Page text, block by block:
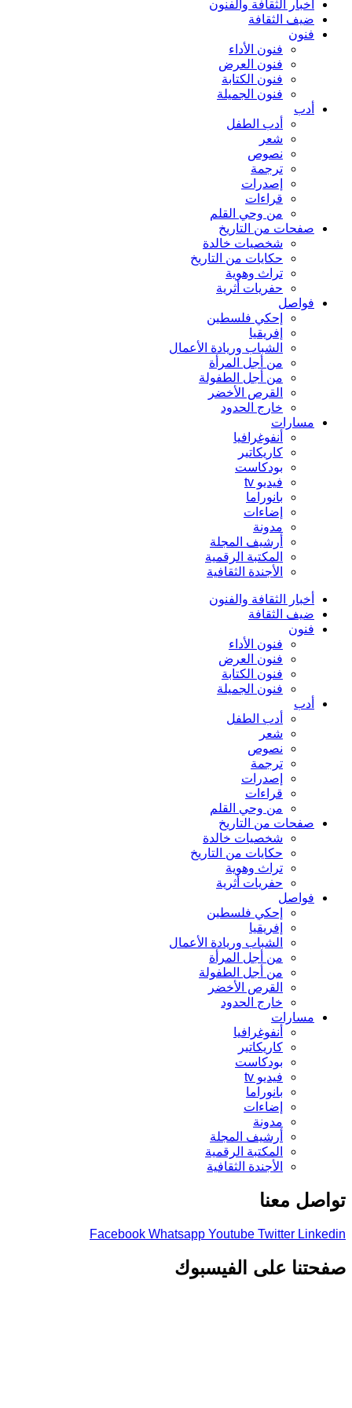
أخبار الثقافة والفنون
ضيف الثقافة
فنون
فنون الأداء
فنون العرض
فنون الكتابة
فنون الجميلة
أدب
أدب الطفل
شعر
نصوص
ترجمة
إصدرات
قراءات
من وحي القلم
صفحات من التاريخ
شخصيات خالدة
حكايات من التاريخ
تراث وهوية
حفريات أثرية
فواصل
إحكي فلسطين
إفريقيا
الشباب وريادة الأعمال
من أجل المرأة
من أجل الطفولة
القرص الأخضر
خارج الحدود
مسارات
أنفوغرافيا
كاريكاتير
بودكاست
فيديو tv
بانوراما
إضاءات
مدونة
أرشيف المجلة
المكتبة الرقمية
الأجندة الثقافية
أخبار الثقافة والفنون
ضيف الثقافة
فنون
فنون الأداء
فنون العرض
فنون الكتابة
فنون الجميلة
أدب
أدب الطفل
شعر
نصوص
ترجمة
إصدرات
قراءات
من وحي القلم
صفحات من التاريخ
شخصيات خالدة
حكايات من التاريخ
تراث وهوية
حفريات أثرية
فواصل
إحكي فلسطين
إفريقيا
الشباب وريادة الأعمال
من أجل المرأة
من أجل الطفولة
القرص الأخضر
خارج الحدود
مسارات
أنفوغرافيا
كاريكاتير
بودكاست
فيديو tv
بانوراما
إضاءات
مدونة
أرشيف المجلة
المكتبة الرقمية
الأجندة الثقافية
تواصل معنا
Facebook Whatsapp Youtube Twitter Linkedin
صفحتنا على الفيسبوك